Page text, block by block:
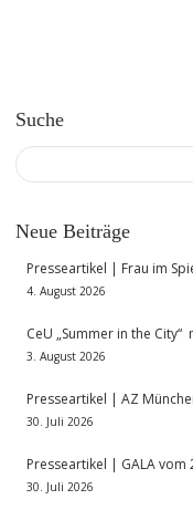
Suche
Neue Beiträge
Presseartikel | Frau im
4. August 2026
CeU „Summer in the
3. August 2026
Presseartikel | AZ
30. Juli 2026
Presseartikel | GALA vom
30. Juli 2026